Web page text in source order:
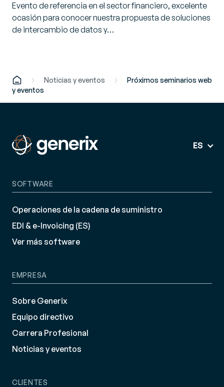
Evento de referencia en el sector financiero, excelente
ocasión para conocer nuestra propuesta de soluciones
de intercambio de datos y…
Noticias y eventos
Próximos seminarios web
y eventos
ES
SOFTWARE
Operaciones de la cadena de suministro
EDI & e-Invoicing (ES)
Ver más software
EMPRESA
Sobre Generix
Equipo directivo
Carrera Profesional
Noticias y eventos
CLIENTES